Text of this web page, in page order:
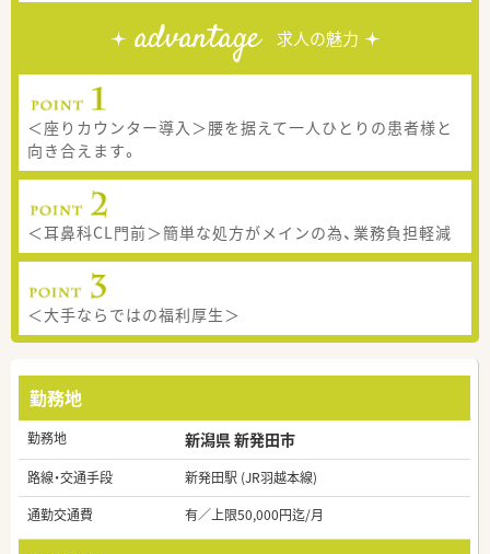
advantage 求人の魅力
＜座りカウンター導入＞腰を据えて一人ひとりの患者様と
向き合えます。
＜耳鼻科CL門前＞簡単な処方がメインの為、業務負担軽減
＜大手ならではの福利厚生＞
勤務地
勤務地 新潟県 新発田市
路線・交通手段
新発田駅 (JR羽越本線)
通勤交通費
有／上限50,000円迄/月